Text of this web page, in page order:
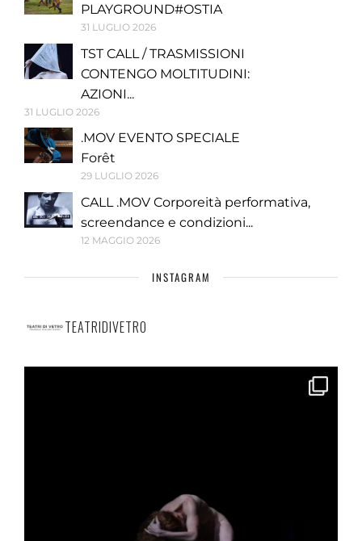
PLAYGROUND#OSTIA
31 LUGLIO 2026
TST CALL / TRASMISSIONI
CONTENGO MOLTITUDINI:
AZIONI...
31 LUGLIO 2026
.MOV EVENTO SPECIALE
Forêt
29 LUGLIO 2026
CALL .MOV Corporeità performativa,
screendance e condizioni...
12 MAGGIO 2026
INSTAGRAM
TEATRIDIVETRO